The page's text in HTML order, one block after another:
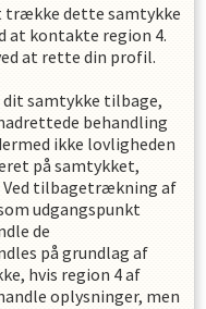
trække dette samtykke
at kontakte region 4.
at rette din profil.
samtykke tilbage,
behandling
ikke lovligheden
på samtykket,
tilbagetrækning af
udgangspunkt
de
på grundlag af
hvis region 4af
oplysninger, men